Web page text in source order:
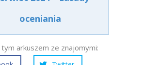
oceniania
arkuszem ze znajomymi: